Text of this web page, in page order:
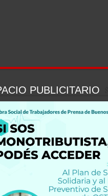
PUBLICITARIO